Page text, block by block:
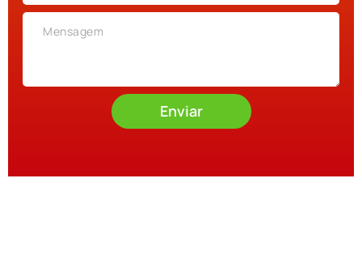
Enviar